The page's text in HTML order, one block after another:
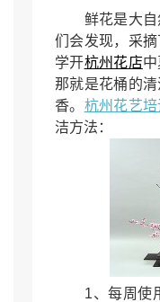
鲜花是大自
们会发现，采摘
学开杭州花店中
那就是花桶的
香。 杭州花艺培
洁方法：
1、每周使用